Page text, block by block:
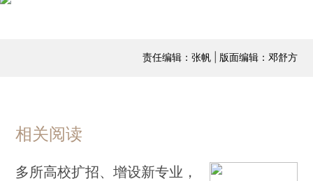
责任编辑：张帆 | 版面编辑：邓舒方
相关阅读
多所高校扩招、增设新专业，